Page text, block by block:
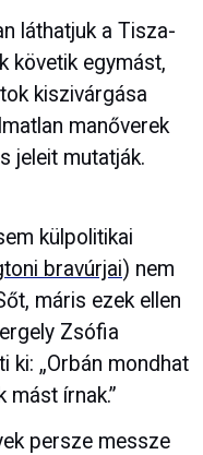
láthatjuk a Tisza-
követik egymást,
kiszivárgása
manőverek
jeleit mutatják.
külpolitikai
bravúrjai) nem
máris ezek ellen
Zsófia
ki: „Orbán mondhat
mást írnak.”
persze messze